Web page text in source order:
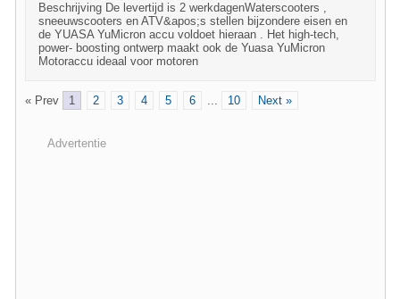
Beschrijving De levertijd is 2 werkdagenWaterscooters ,
sneeuwscooters en ATV&apos;s stellen bijzondere eisen en
de YUASA YuMicron accu voldoet hieraan . Het high-tech,
power- boosting ontwerp maakt ook de Yuasa YuMicron
Motoraccu ideaal voor motoren
« Prev 1 2 3 4 5 6 ... 10 Next »
Advertentie